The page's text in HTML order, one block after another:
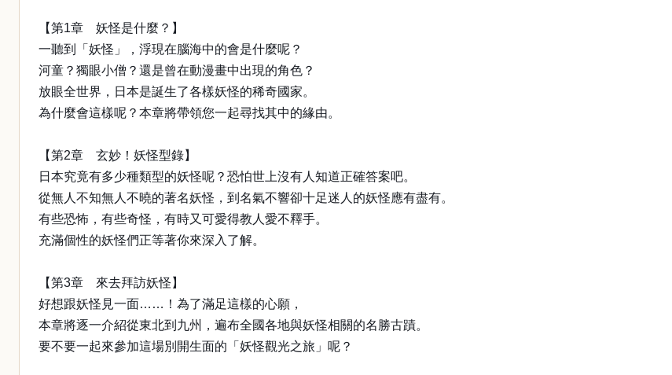
【第1章 妖怪是什麼？】
一聽到「妖怪」，浮現在腦海中的會是什麼呢？
河童？獨眼小僧？還是曾在動漫畫中出現的角色？
放眼全世界，日本是誕生了各樣妖怪的稀奇國家。
為什麼會這樣呢？本章將帶領您一起尋找其中的緣由。
【第2章 玄妙！妖怪型錄】
日本究竟有多少種類型的妖怪呢？恐怕世上沒有人知道正確答案吧。
從無人不知無人不曉的著名妖怪，到名氣不響卻十足迷人的妖怪應有盡有。
有些恐怖，有些奇怪，有時又可愛得教人愛不釋手。
充滿個性的妖怪們正等著你來深入了解。
【第3章 來去拜訪妖怪】
好想跟妖怪見一面……！為了滿足這樣的心願，
本章將逐一介紹從東北到九州，遍布全國各地與妖怪相關的名勝古蹟。
要不要一起來參加這場別開生面的「妖怪觀光之旅」呢？